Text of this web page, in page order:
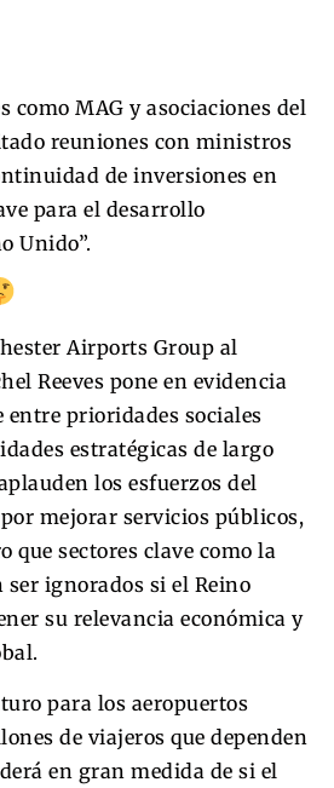
como MAG y asociaciones del
reuniones con ministros
de inversiones en
para el desarrollo
Unido”.
Airports Group al
Reeves pone en evidencia
prioridades sociales
estratégicas de largo
los esfuerzos del
mejorar servicios públicos,
que sectores clave como la
ignorados si el Reino
su relevancia económica y
para los aeropuertos
de viajeros que dependen
en gran medida de si el